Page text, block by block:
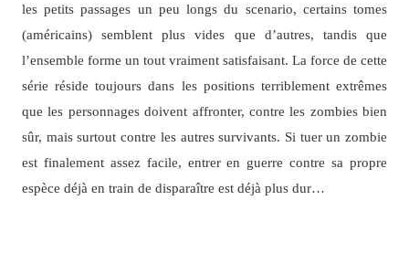
les petits passages un peu longs du scenario, certains tomes
(américains) semblent plus vides que d’autres, tandis que
l’ensemble forme un tout vraiment satisfaisant. La force de cette
série réside toujours dans les positions terriblement extrêmes
que les personnages doivent affronter, contre les zombies bien
sûr, mais surtout contre les autres survivants. Si tuer un zombie
est finalement assez facile, entrer en guerre contre sa propre
espèce déjà en train de disparaître est déjà plus dur…